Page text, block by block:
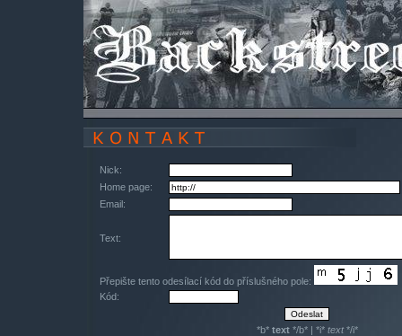
Nick:
Home page:
Email:
Text:
Přepište tento odesílací kód do příslušného pole:
Kód:
*b* text*/b* | *i* text*/i*